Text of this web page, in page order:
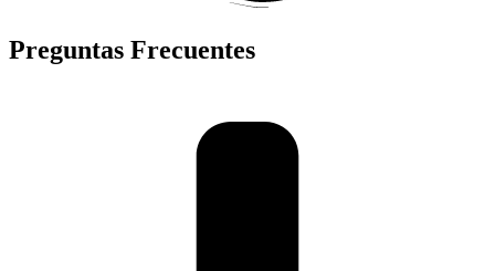
Preguntas Frecuentes